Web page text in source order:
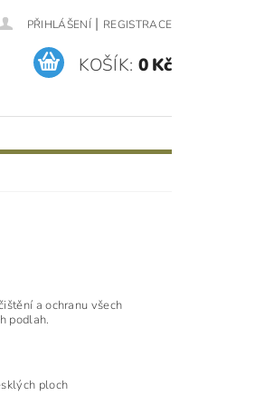
PŘIHLÁŠENÍ | REGISTRACE
KOŠÍK: 0 Kč
a ochranu všech
podlah.
ploch